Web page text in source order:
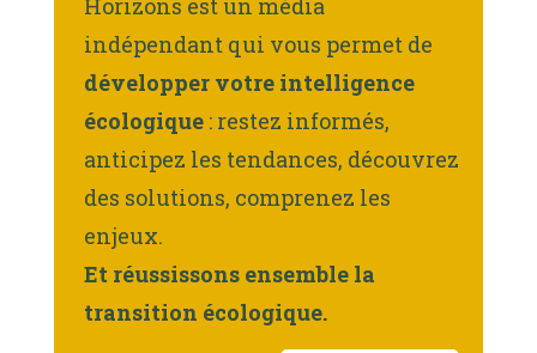
indépendant qui vous permet de
développer votre intelligence
écologique : restez informés,
anticipez les tendances, découvrez
des solutions, comprenez les
enjeux.
Et réussissons ensemble la
transition écologique.